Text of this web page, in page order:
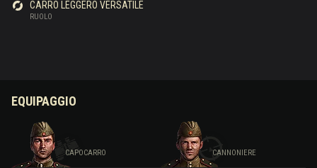
RUOLO
CARRO LEGGERO VERSATILE
EQUIPAGGIO
CAPOCARRO CANNONIERE